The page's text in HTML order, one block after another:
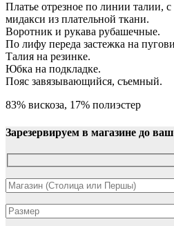
Платье отрезное по линии талии,
мидакси из плательной ткани.
Воротник и рукава рубашечные.
По лифу переда застежка на
Талия на резинке.
Юбка на подкладке.
Пояс завязывающийся, съемный.
83% вискоза, 17% полиэстер
Зарезервируем в магазине до